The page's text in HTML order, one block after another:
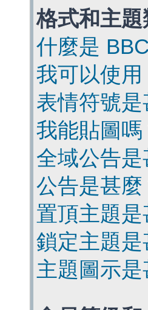
格式和主題
什麼是
我可以使
表情符號是
我能貼圖嗎
全域公告是
公告是甚麼
置頂主題是
鎖定主題是
主題圖示是